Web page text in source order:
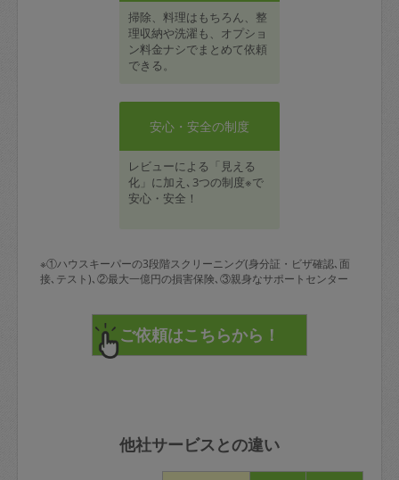
掃除、料理はもちろん、整
理収納や洗濯も、オプショ
ン料金ナシでまとめて依頼
できる。
安心・安全の制度
レビューによる「見える
化」に加え､3つの制度※で
安心・安全！
※①ハウスキーパーの3段階スクリーニング(身分証・ビザ確認､面
接､テスト)､②最大一億円の損害保険､③親身なサポートセンター
他社サービスとの違い